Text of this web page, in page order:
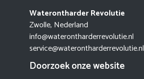
Waterontharder Revolutie
Zwolle, Nederland
info@waterontharderrevolutie.nl
service@waterontharderrevolutie.nl
Doorzoek onze website